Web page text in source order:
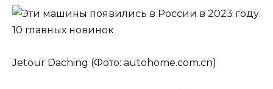
Jetour Daching (Фото: autohome.com.cn)